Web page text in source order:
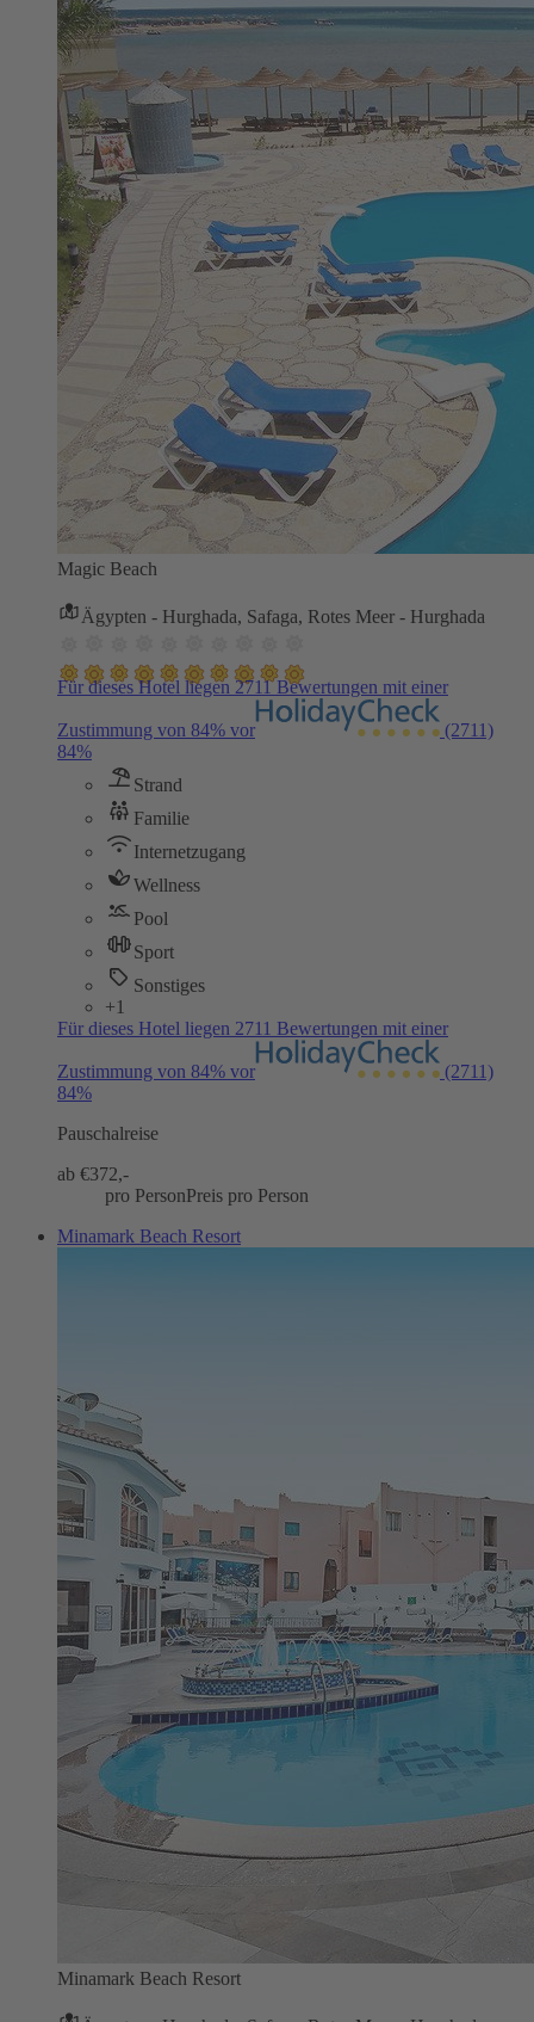
Magic Beach
Ägypten - Hurghada, Safaga, Rotes Meer - Hurghada
Für dieses Hotel liegen 2711 Bewertungen mit einer
Zustimmung von 84% vor
(2711)
84%
Strand
Familie
Internetzugang
Wellness
Pool
Sport
Sonstiges
+1
Für dieses Hotel liegen 2711 Bewertungen mit einer
Zustimmung von 84% vor
(2711)
84%
Pauschalreise
ab €372,-
pro PersonPreis pro Person
Minamark Beach Resort
Minamark Beach Resort